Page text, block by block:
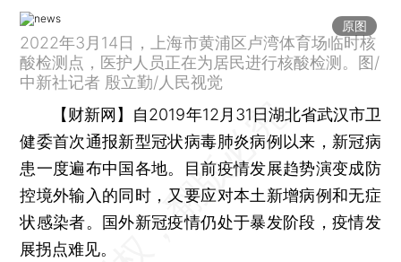
原图
2022年3月14日，上海市黄浦区卢湾体育场临时核
酸检测点，医护人员正在为居民进行核酸检测。图/
中新社记者 殷立勤/人民视觉
【财新网】 自2019年12月31日湖北省武汉市卫
健委首次通报新型冠状病毒肺炎病例以来，新冠病
患一度遍布中国各地。目前疫情发展趋势演变成防
控境外输入的同时，又要应对本土新增病例和无症
状感染者。国外新冠疫情仍处于暴发阶段，疫情发
展拐点难见。